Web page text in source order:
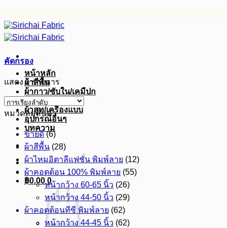
ไป
ยัง
หน้าหลัก
ผ้าสีพื้น
ผ้ากาว/ซับใน/เคมีปก
ผ้าดิบ
ผ้าสูท/เครื่องแบบ
อุปกรณ์อื่นๆ
บทความ
฿0.00 0
คัดกรอง
แสดง 1 รายการ
หมวดหมู่สินค้า
ขายดี (6)
ผ้าสีพื้น (28)
ผ้าไหมอิตาลีแฟชั่น พิมพ์ลาย (12)
ผ้าคอตต้อน 100% พิมพ์ลาย (55)
หน้ากว้าง 60-65 นิ้ว (26)
หน้ากว้าง 44-50 นิ้ว (29)
ผ้าคอตต้อนทีซี พิมพ์ลาย (62)
หน้ากว้าง 44-45 นิ้ว (62)